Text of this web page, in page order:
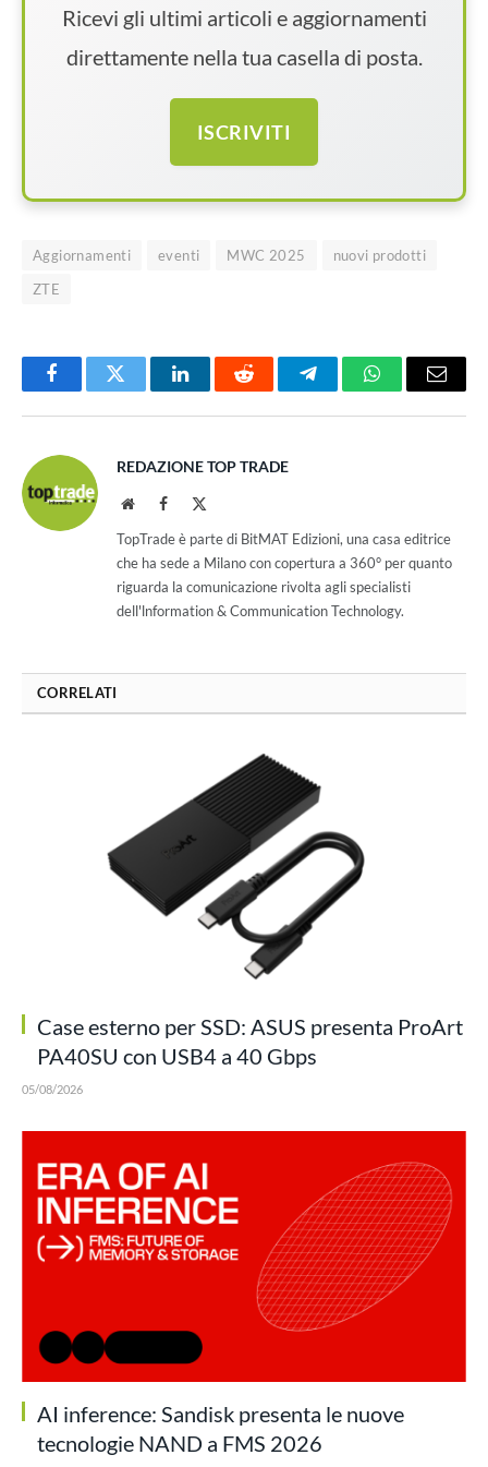
Ricevi gli ultimi articoli e aggiornamenti
direttamente nella tua casella di posta.
ISCRIVITI
Aggiornamenti eventi MWC 2025
nuovi prodotti
ZTE
FacebookTwitter LinkedInReddit TelegramWhatsAppEmail
REDAZIONE TOP TRADE
WebsiteFacebook
TopTrade è parte di BitMAT Edizioni, una casa editrice
che ha sede a Milano con copertura a 360° per quanto
riguarda la comunicazione rivolta agli specialisti
dell'lnformation & Communication Technology.
CORRELATI
Case esterno per SSD: ASUS presenta ProArt
PA40SU con USB4 a 40 Gbps
05/08/2026
AI inference: Sandisk presenta le nuove
tecnologie NAND a FMS 2026